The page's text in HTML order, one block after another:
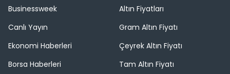
Businessweek
Canlı Yayın
Ekonomi Haberleri
Borsa Haberleri
Altın Fiyatları
Gram Altın Fiyatı
Çeyrek Altın Fiyatı
Tam Altın Fiyatı